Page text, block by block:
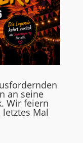
an seine
Wir feiern
Mal